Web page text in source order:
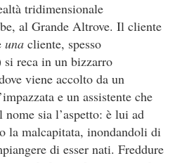
tridimensionale
al Grande Altrove. Il cliente
una cliente, spesso
si reca in un bizzarro
viene accolto da un
e un assistente che
sia l’aspetto: è lui ad
la malcapitata, inondandoli di
di esser nati. Freddure